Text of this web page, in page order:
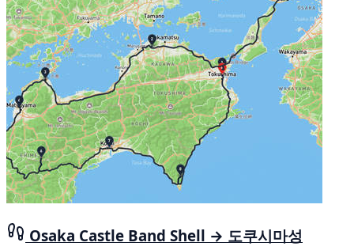
Osaka Castle Band Shell → 도쿠시마성